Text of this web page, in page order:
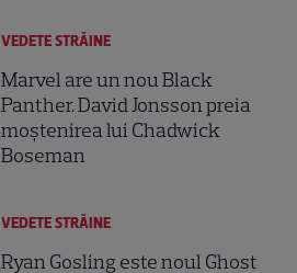
VEDETE STRĂINE
Marvel are un nou Black
Panther. David Jonsson preia
moștenirea lui Chadwick
Boseman
VEDETE STRĂINE
Ryan Gosling este noul Ghost